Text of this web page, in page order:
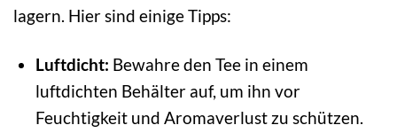
lagern. Hier sind einige Tipps:
Luftdicht: Bewahre den Tee in einem
luftdichten Behälter auf, um ihn vor
Feuchtigkeit und Aromaverlust zu schützen.